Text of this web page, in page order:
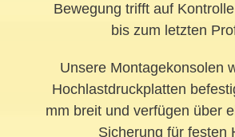
Bewegung trifft auf
bis zum letzten
Unsere Montagekonsolen
Hochlastdruckplatten
mm breit und verfügen über
Sicherung für festen